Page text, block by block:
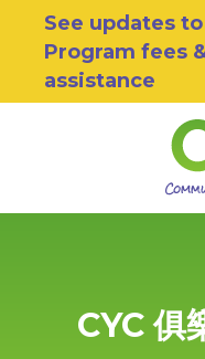
Skip to primary navigation
Skip to main content
Skip to footer
See updates
Program fees
assistance
CYC 俱